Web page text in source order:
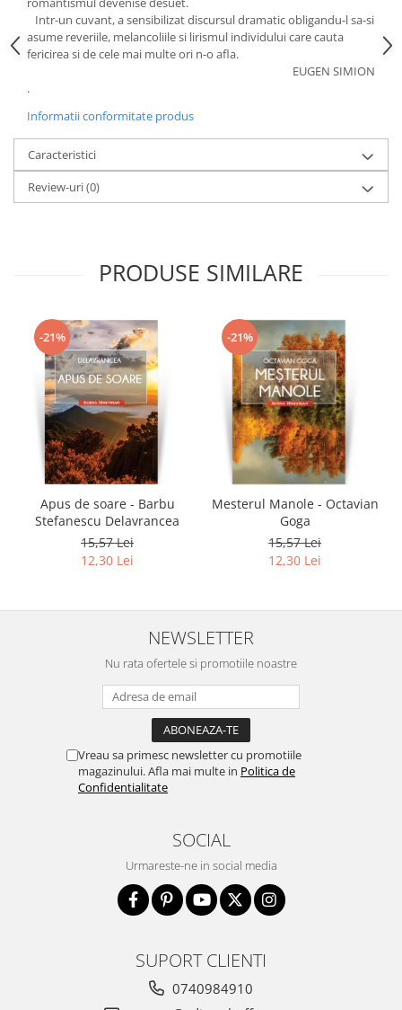
Intr-un cuvant, a sensibilizat discursul dramatic obligandu-l sa-si
asume reveriile, melancoliile si lirismul individului care cauta
fericirea si de cele mai multe ori n-o afla.
EUGEN SIMION
.
Informatii conformitate produs
Caracteristici
Review-uri(0)
PRODUSE SIMILARE
-21%
Apus de soare - Barbu
Stefanescu Delavrancea
15,57 Lei
12,30 Lei
-21%
Mesterul Manole - Octavian
Goga
15,57 Lei
12,30 Lei
NEWSLETTER
Nu rata ofertele si promotiile noastre
Vreau sa primesc newsletter cu promotiile
magazinului. Afla mai multe in Politica de
Confidentialitate
SOCIAL
Urmareste-ne in social media
SUPORT CLIENTI
0740984910